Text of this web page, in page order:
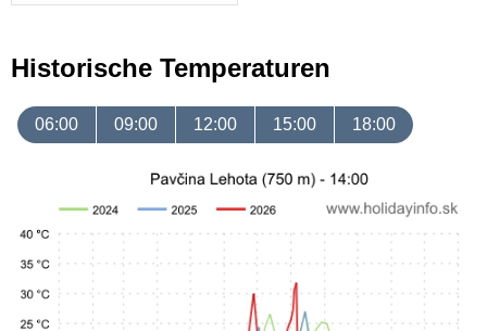
Historische Temperaturen
06:00 09:00 12:00 15:00 18:00